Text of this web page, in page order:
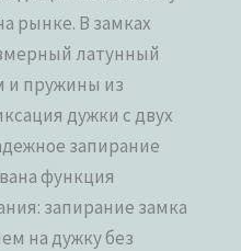
рынке. В замках
латунный
и пружины из
дужки с двух
запирание
функция
запирание замка
на дужку без